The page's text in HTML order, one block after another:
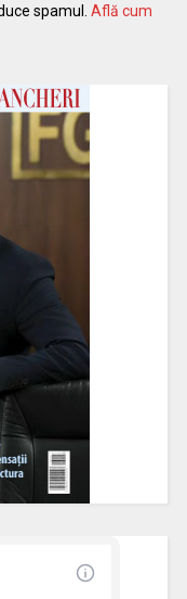
spamul. Află cum